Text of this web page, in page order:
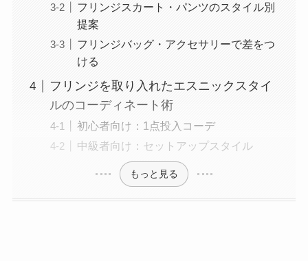
フリンジスカート・パンツのスタイル別
提案
フリンジバッグ・アクセサリーで差をつ
ける
フリンジを取り入れたエスニックスタイ
ルのコーディネート術
初心者向け：1点投入コーデ
中級者向け：セットアップスタイル
もっと見る